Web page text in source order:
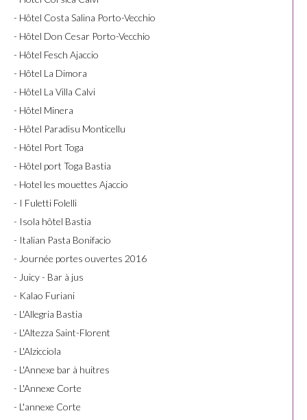
- Hôtel Costa Salina Porto-Vecchio
- Hôtel Don Cesar Porto-Vecchio
- Hôtel Fesch Ajaccio
- Hôtel La Dimora
- Hôtel La Villa Calvi
- Hôtel Minera
- Hôtel Paradisu Monticellu
- Hôtel Port Toga
- Hôtel port Toga Bastia
- Hotel les mouettes Ajaccio
- I Fuletti Folelli
- Isola hôtel Bastia
- Italian Pasta Bonifacio
- Journée portes ouvertes 2016
- Juicy - Bar à jus
- Kalao Furiani
- L'Allegria Bastia
- L'Altezza Saint-Florent
- L'Alzicciola
- L'Annexe bar à huitres
- L'Annexe Corte
- L'annexe Corte